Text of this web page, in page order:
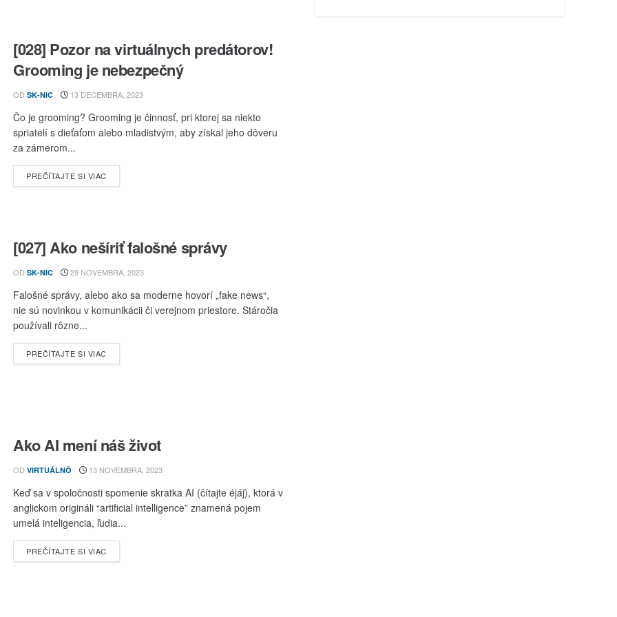
[028] Pozor na virtuálnych predátorov!
Grooming je nebezpečný
OD SK-NIC 13 DECEMBRA, 2023
Čo je grooming? Grooming je činnosť, pri ktorej sa niekto
spriatelí s dieťaťom alebo mladistvým, aby získal jeho dôveru
za zámerom...
PREČÍTAJTE SI VIACDETAILS
[027] Ako nešíriť falošné správy
OD SK-NIC 29 NOVEMBRA, 2023
Falošné správy, alebo ako sa moderne hovorí „fake news“,
nie sú novinkou v komunikácii či verejnom priestore. Stáročia
používali rôzne...
PREČÍTAJTE SI VIACDETAILS
Ako AI mení náš život
OD VIRTUÁLNÔ 13 NOVEMBRA, 2023
Keď sa v spoločnosti spomenie skratka AI (čítajte éjáj), ktorá v
anglickom origináli “artificial intelligence” znamená pojem
umelá inteligencia, ľudia...
PREČÍTAJTE SI VIACDETAILS